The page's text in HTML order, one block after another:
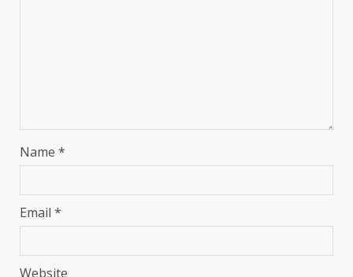
Name *
Email *
Website